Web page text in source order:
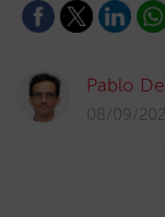
Pablo
08/09/